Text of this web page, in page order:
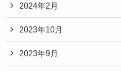
2024年2月
2023年10月
2023年9月